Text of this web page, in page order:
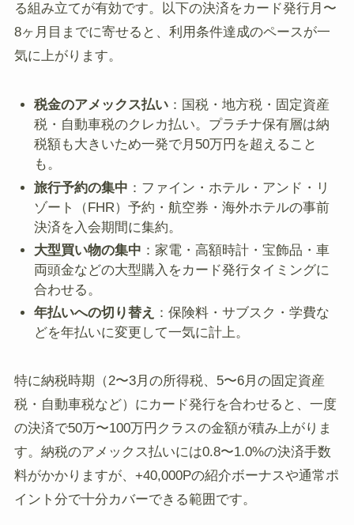
る組み立てが有効です。以下の決済をカード発行月〜
8ヶ月目までに寄せると、利用条件達成のペースが一
気に上がります。
税金のアメックス払い ：国税・地方税・固定資産
税・自動車税のクレカ払い。プラチナ保有層は納
税額も大きいため一発で月50万円を超えること
も。
旅行予約の集中 ：ファイン・ホテル・アンド・リ
ゾート（FHR）予約・航空券・海外ホテルの事前
決済を入会期間に集約。
大型買い物の集中 ：家電・高額時計・宝飾品・車
両頭金などの大型購入をカード発行タイミングに
合わせる。
年払いへの切り替え ：保険料・サブスク・学費な
どを年払いに変更して一気に計上。
特に納税時期（2〜3月の所得税、5〜6月の固定資産
税・自動車税など）にカード発行を合わせると、一度
の決済で50万〜100万円クラスの金額が積み上がりま
す。納税のアメックス払いには0.8〜1.0%の決済手数
料がかかりますが、+40,000Pの紹介ボーナスや通常ポ
イント分で十分カバーできる範囲です。